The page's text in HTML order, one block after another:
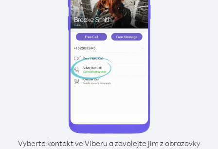
Vyberte kontakt ve Viberu a zavolejte jim z obrazovky